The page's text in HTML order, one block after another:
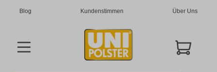
Blog Kundenstimmen Über Uns